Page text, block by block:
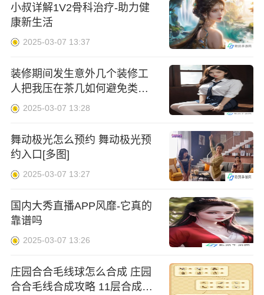
小叔详解1V2骨科治疗-助力健
康新生活
2025-03-07 13:37
装修期间发生意外几个装修工
人把我压在茶几如何避免类似
事故发生
2025-03-07 13:28
舞动极光怎么预约 舞动极光预
约入口[多图]
2025-03-07 13:27
国内大秀直播APP风靡-它真的
靠谱吗
2025-03-07 13:26
庄园合合毛线球怎么合成 庄园
合合毛线合成攻略 11层合成链